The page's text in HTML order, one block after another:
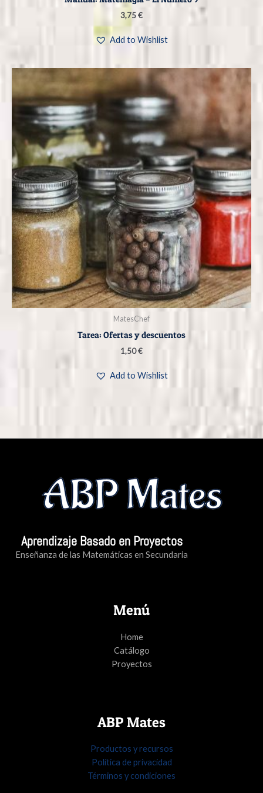
3,75€
Add to Wishlist
MatesChef
Tarea: Ofertas y descuentos
1,50€
Add to Wishlist
Aprendizaje Basado en Proyectos
Enseñanza de las Matemáticas en Secundaria
Menú
Home
Catálogo
Proyectos
ABP Mates
Productos y recursos
Política de privacidad
Términos y condiciones